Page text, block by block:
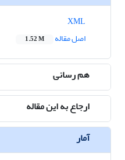
اصل مقاله
1.52 M
هم رسانی
ارجاع به این مقاله
آمار